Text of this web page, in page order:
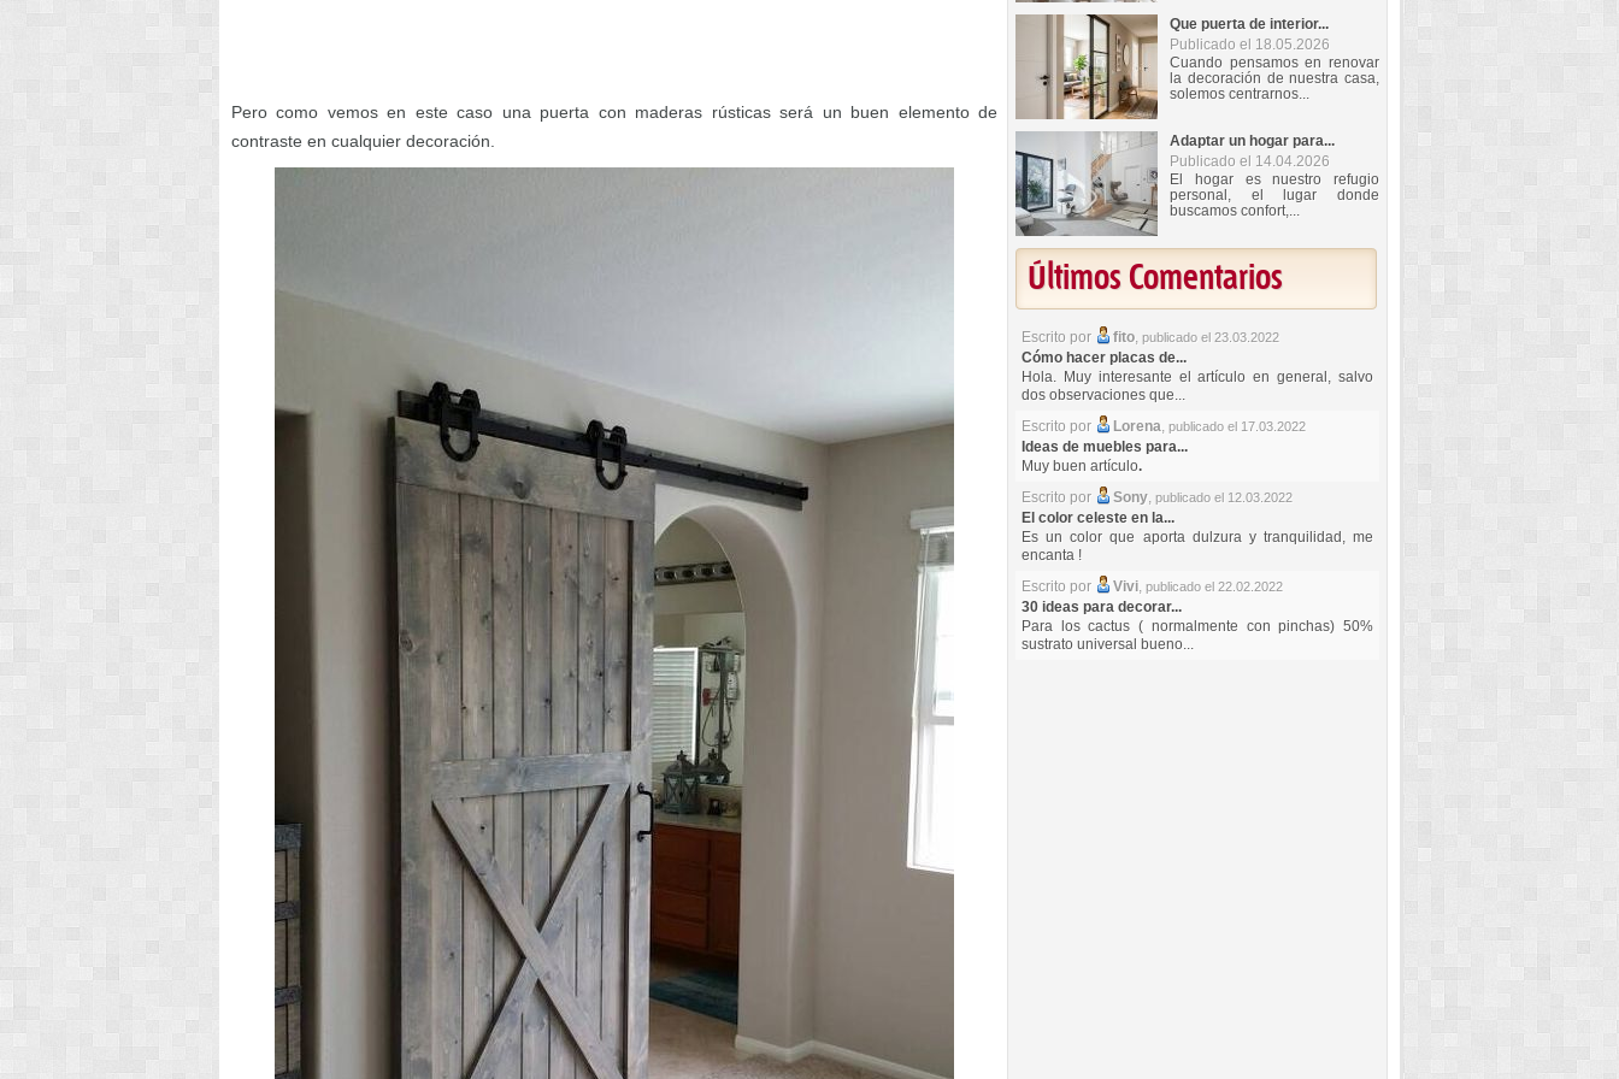
Pero como vemos en este caso una puerta con maderas rústicas será un buen elemento de
contraste en cualquier decoración.
Que puerta de interior...
Publicado el 18.05.2026
Cuando pensamos en renovar
la decoración de nuestra casa,
solemos centrarnos...
Adaptar un hogar para...
Publicado el 14.04.2026
El hogar es nuestro refugio
personal, el lugar donde
buscamos confort,...
Últimos Comentarios
Escrito por fito, publicado el 23.03.2022
Cómo hacer placas de...
Hola. Muy interesante el artículo en general, salvo
dos observaciones que...
Escrito por
Lorena, publicado el 17.03.2022
Ideas de muebles para...
Muy buen artículo.
Escrito por
Sony, publicado el 12.03.2022
El color celeste en la...
Es un color que aporta dulzura y tranquilidad, me
encanta !
Escrito por
Vivi, publicado el 22.02.2022
30 ideas para decorar...
Para los cactus ( normalmente con pinchas) 50%
sustrato universal bueno...